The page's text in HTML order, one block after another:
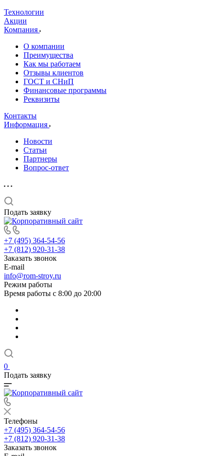
Технологии
Акции
Компания
О компании
Преимущества
Как мы работаем
Отзывы клиентов
ГОСТ и СНиП
Финансовые программы
Реквизиты
Контакты
Информация
Новости
Статьи
Партнеры
Вопрос-ответ
Подать заявку
+7 (495) 364-54-56
+7 (812) 920-31-38
Заказать звонок
E-mail
info@rom-stroy.ru
Режим работы
Время работы с 8:00 до 20:00
0
Подать заявку
Телефоны
+7 (495) 364-54-56
+7 (812) 920-31-38
Заказать звонок